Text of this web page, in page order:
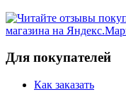
Для покупателей
Как заказать